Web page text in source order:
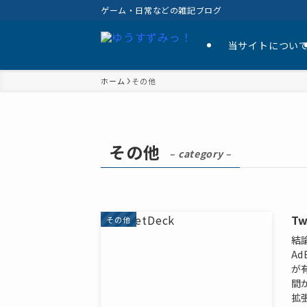
ゲーム・日常などの雑記ブログ
当サイトについ
ホーム その他
その他 – category –
その他
結
が
間
拡